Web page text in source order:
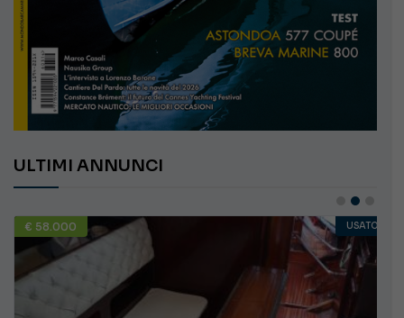
ULTIMI ANNUNCI
€ 58.000 USATO